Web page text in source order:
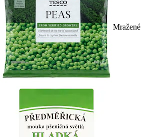
Mražené